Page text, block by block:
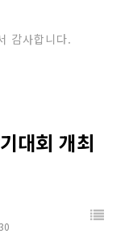
감사합니다.
대회 개최